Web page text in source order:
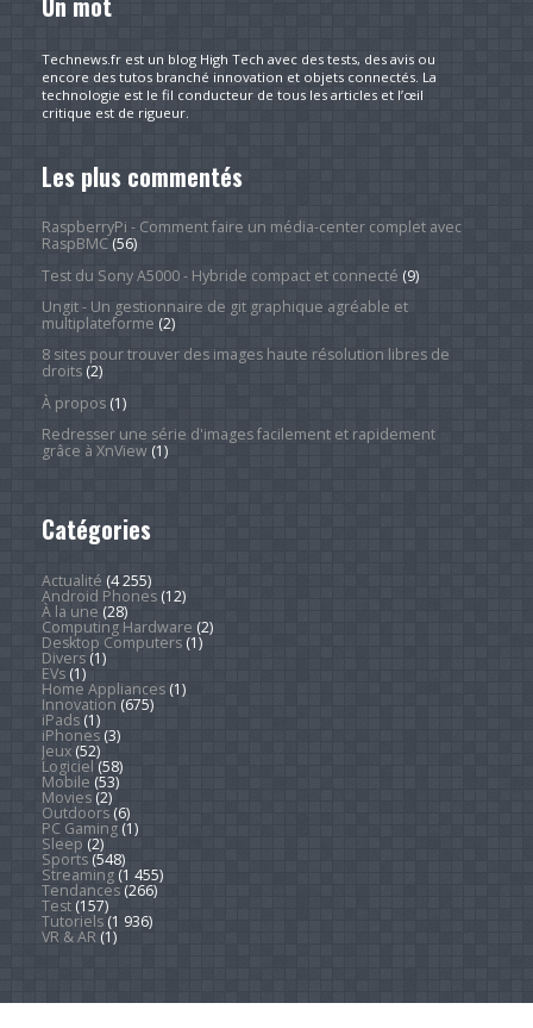
Technews.fr est un blog High Tech avec des tests, des avis ou
encore des tutos branché innovation et objets connectés. La
technologie est le fil conducteur de tous les articles et l’œil
critique est de rigueur.
Les plus commentés
RaspberryPi - Comment faire un média-center complet avec
RaspBMC(56)
Test du Sony A5000 - Hybride compact et connecté (9)
Ungit - Un gestionnaire de git graphique agréable et
multiplateforme (2)
8 sites pour trouver des images haute résolution libres de
droits(2)
À propos(1)
Redresser une série d'images facilement et rapidement
grâce à XnView(1)
Catégories
Actualité (4 255)
Android Phones(12)
À la une (28)
Computing Hardware (2)
Desktop Computers(1)
Divers(1)
EVs(1)
Home Appliances(1)
Innovation (675)
iPads(1)
iPhones(3)
Jeux(52)
Logiciel (58)
Mobile (53)
Movies(2)
Outdoors(6)
PC Gaming(1)
Sleep (2)
Sports(548)
Streaming(1 455)
Tendances(266)
Test(157)
Tutoriels(1 936)
VR & AR(1)